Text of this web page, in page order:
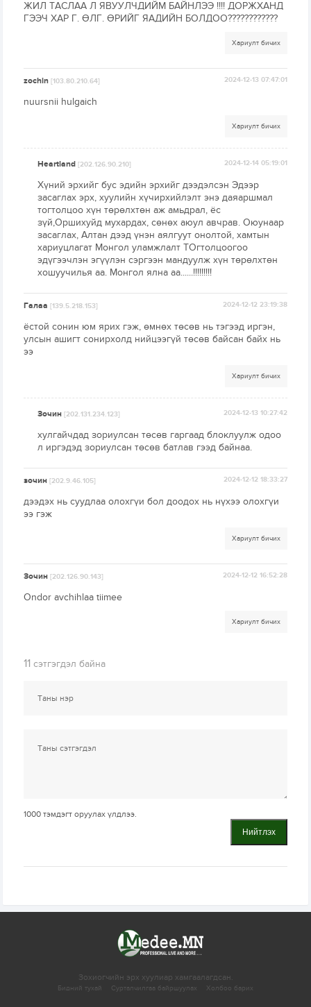
ЖИЛ ТАСЛАА Л ЯВУУЛЧДИЙМ БАЙНЛЭЭ !!!! ДОРЖХАНД
ГЭЭЧ ХАР Г. ӨЛГ. ӨРИЙГ ЯАДИЙН БОЛДОО????????????
Хариулт бичих
zochin[103.80.210.64] 2024-12-13 07:47:01
nuursnii hulgaich
Хариулт бичих
Heartland[202.126.90.210] 2024-12-14 05:19:01
Хүний эрхийг бус эдийн эрхийг дээдэлсэн Эдээр
засаглах эрх, хуулийн хүчирхийлэлт энэ даяаршмал
тогтолцоо хүн төрөлхтөн аж амьдрал, ёс
зүй,Оршихуйд мухардах, сөнөх аюул авчрав. Оюунаар
засаглах, Алтан дээд үнэн аялгуут онолтой, хамтын
хариуцлагат Монгол уламжлалт ТОгтолцоогоо
эдүгээчлэн эгүүлэн сэргээн мандуулж хүн төрөлхтөн
хошуучилья аа. Монгол ялна аа......!!!!!!!!!
Галаа[139.5.218.153] 2024-12-12 23:19:38
ёстой сонин юм ярих гэж, өмнөх төсөв нь тэгээд иргэн,
улсын ашигт сонирхолд нийцээгүй төсөв байсан байх нь
ээ
Хариулт бичих
Зочин[202.131.234.123] 2024-12-13 10:27:42
хулгайчдад зориулсан төсөв гаргаад блоклуулж одоо
л иргэдэд зориулсан төсөв батлав гээд байнаа.
зочин[202.9.46.105] 2024-12-12 18:33:27
дээдэх нь суудлаа олохгүи бол доодох нь нүхээ олохгүи
ээ гэж
Хариулт бичих
Зочин[202.126.90.143] 2024-12-12 16:52:28
Ondor avchihlaa tiimee
Хариулт бичих
11 сэтгэгдэл байна
1000 тэмдэгт оруулах үлдлээ.
Нийтлэх
Зохиогчийн эрх хуулиар хамгаалагдсан.
Бидний тухай Сурталчилгаа байршуулах Холбоо барих